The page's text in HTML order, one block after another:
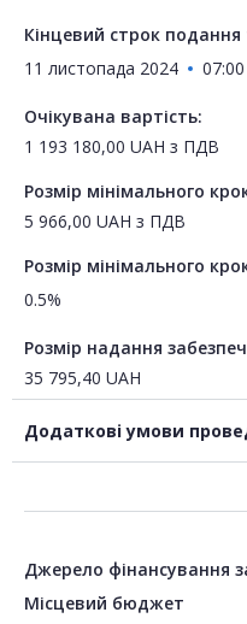
Кінцевий строк
11 листопада 2024
07:00
Очікувана вартість:
1 193 180,00 UAH з ПДВ
Розмір мінімального
5 966,00 UAH з ПДВ
Розмір мінімального
0.5%
Розмір надання
35 795,40 UAH
Додаткові умови
Джерело фінансування
Місцевий бюджет